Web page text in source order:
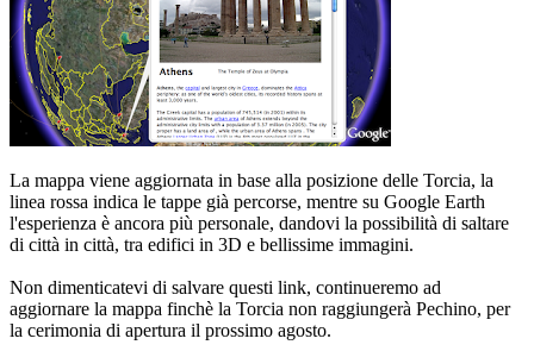
La mappa viene aggiornata in base alla posizione delle Torcia, la
linea rossa indica le tappe già percorse, mentre su Google Earth
l'esperienza è ancora più personale, dandovi la possibilità di saltare
di città in città, tra edifici in 3D e bellissime immagini.
Non dimenticatevi di salvare questi link, continueremo ad
aggiornare la mappa finchè la Torcia non raggiungerà Pechino, per
la cerimonia di apertura il prossimo agosto.